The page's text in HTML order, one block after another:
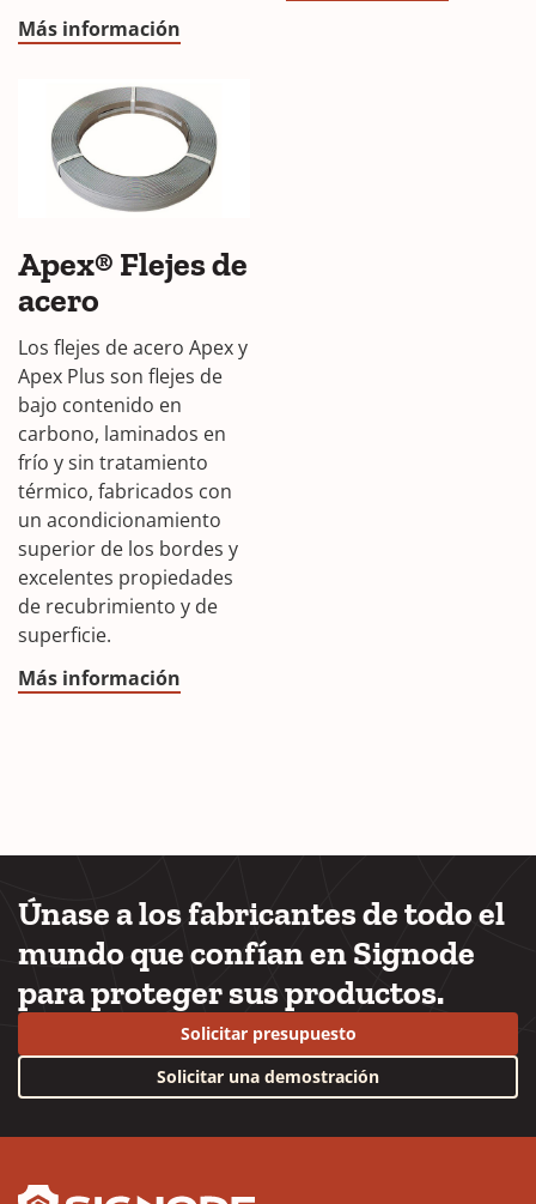
Más información
Apex® Flejes de
acero
Los flejes de acero Apex y
Apex Plus son flejes de
bajo contenido en
carbono, laminados en
frío y sin tratamiento
térmico, fabricados con
un acondicionamiento
superior de los bordes y
excelentes propiedades
de recubrimiento y de
superficie.
Más información
Únase a los fabricantes de todo el
mundo que confían en Signode
para proteger sus productos.
Solicitar presupuesto
Solicitar una demostración